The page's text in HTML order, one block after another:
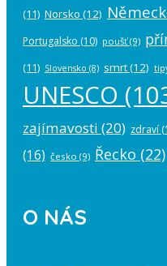
(11) Norsko (12)
Portugalsko (10) poušť(9)
(11) Slovensko (8) smrt(12)
UNESCO
zajímavosti (20) zdraví
(16) česko (9) Řecko (22)
O NÁS